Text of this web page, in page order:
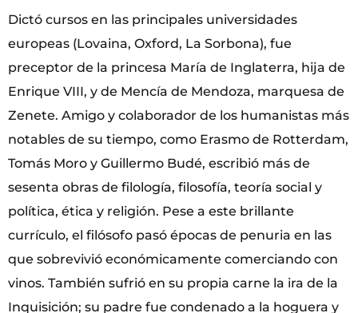
Dictó cursos en las principales universidades
europeas (Lovaina, Oxford, La Sorbona), fue
preceptor de la princesa María de Inglaterra, hija de
Enrique VIII, y de Mencía de Mendoza, marquesa de
Zenete. Amigo y colaborador de los humanistas más
notables de su tiempo, como Erasmo de Rotterdam,
Tomás Moro y Guillermo Budé, escribió más de
sesenta obras de filología, filosofía, teoría social y
política, ética y religión. Pese a este brillante
currículo, el filósofo pasó épocas de penuria en las
que sobrevivió económicamente comerciando con
vinos. También sufrió en su propia carne la ira de la
Inquisición; su padre fue condenado a la hoguera y